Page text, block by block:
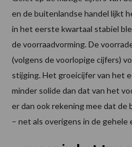
en de buitenlandse handel lijkt
in het eerste kwartaal stabiel
de voorraadvorming. De
(volgens de voorlopige cijfers)
stijging. Het groeicijfer van het
minder solide dan dat van het
er dan ook rekening mee dat
– net als overigens in de gehele